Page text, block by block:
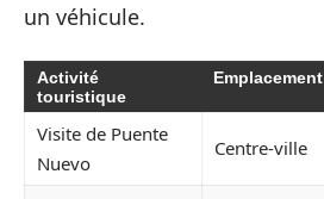
un véhicule.
Activité
touristique
Emplacement
Visite de Puente
Nuevo
Centre-ville